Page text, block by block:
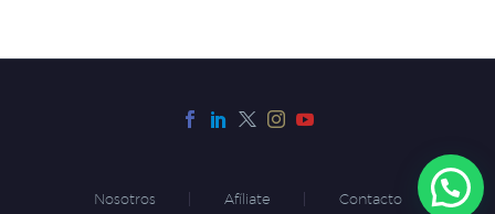
Nosotros Afíliate Contacto